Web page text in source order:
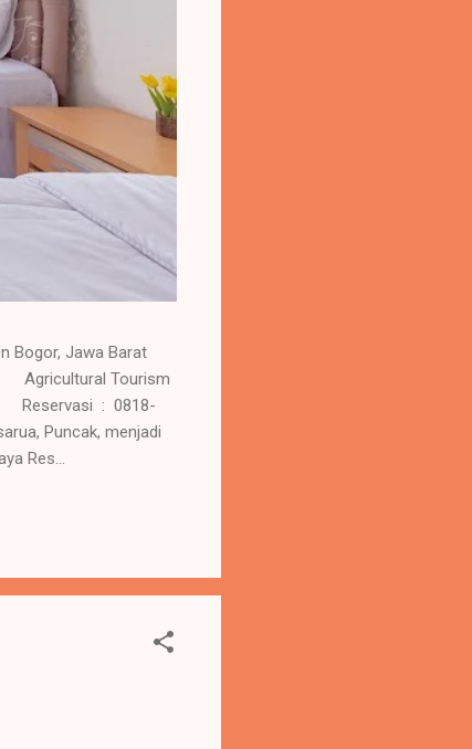
Bogor, Jawa Barat
Tourism
: 0818-
Puncak, menjadi
Res...